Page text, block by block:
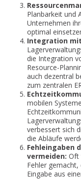
Planbarkeit und
Unternehmen
optimal
Integration mit
die Integration
Resource-
auch dezentral
zum zentralen
mobilen
verbessert sich
die Abläufe
Fehleingaben
vermeiden: Oft
Fehler
Eingabe aus